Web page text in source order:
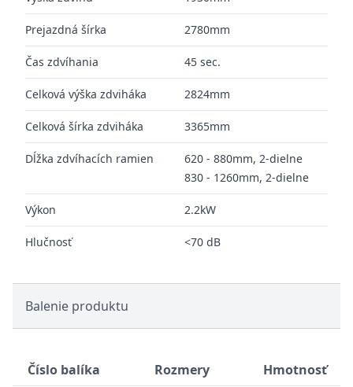
Prejazdná šírka 2780mm
Čas zdvíhania 45 sec.
Celková výška zdviháka 2824mm
Celková šírka zdviháka 3365mm
Dĺžka zdvíhacích ramien
620 - 880mm, 2-dielne
830 - 1260mm, 2-dielne
Výkon 2.2kW
Hlučnosť <70 dB
Balenie produktu
Číslo balíka Rozmery
Hmotnosť